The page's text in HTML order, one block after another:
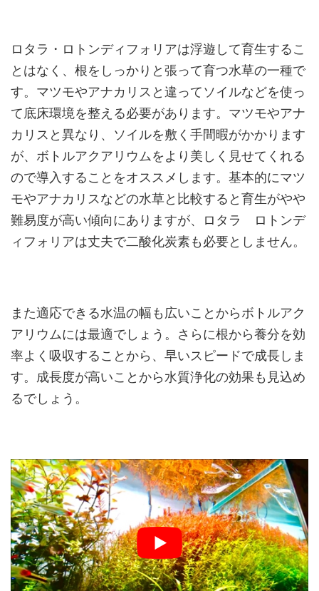
ロタラ・ロトンディフォリアは浮遊して育生するこ
とはなく、根をしっかりと張って育つ水草の一種で
す。マツモやアナカリスと違ってソイルなどを使っ
て底床環境を整える必要があります。マツモやアナ
カリスと異なり、ソイルを敷く手間暇がかかります
が、ボトルアクアリウムをより美しく見せてくれる
ので導入することをオススメします。基本的にマツ
モやアナカリスなどの水草と比較すると育生がやや
難易度が高い傾向にありますが、ロタラ ロトンデ
ィフォリアは丈夫で二酸化炭素も必要としません。
また適応できる水温の幅も広いことからボトルアク
アリウムには最適でしょう。さらに根から養分を効
率よく吸収することから、早いスピードで成長しま
す。成長度が高いことから水質浄化の効果も見込め
るでしょう。